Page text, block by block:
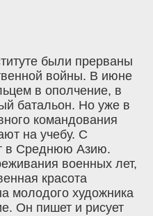
были прерваны
войны. В июне
в ополчение, в
батальон. Но уже в
командования
на учебу. С
в Среднюю Азию.
военных лет,
красота
молодого художника
Он пишет и рисует